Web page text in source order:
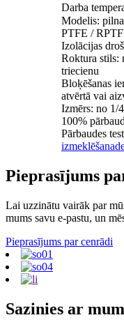
Darba
Modelis:
PTFE /
Izolācijas
Roktura stils:
triecienu
Bloķēšanas
atvērtā vai
Izmērs: no
100%
Pārbaudes
izmeklēšana
Pieprasījums
Lai uzzinātu vairāk par
mums savu e-pastu, un
Pieprasījums par cenrādi
Sazinies ar